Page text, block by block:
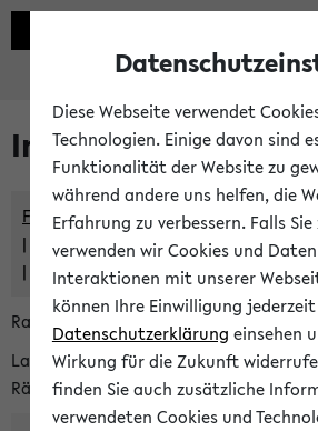
Im eKVV verwaltete
Freie Räume und
Raumüberschneidungen
Hinweise der zentralen
Raumanfragen:
raumvergabe@uni-
Lassen Sie sich alle Räume anzeigen
Räumen mit bestimmten
Diese Webseite verwendet
Technologien. Einige davon sind
Funktionalität der Website zu
während andere uns helfen, die
Erfahrung zu verbessern. Falls
verwenden wir Cookies und
Interaktionen mit unserer
können Ihre Einwilligung
Datenschutzerklärung einsehen
Wirkung für die Zukunft
finden Sie auch zusätzliche
verwendeten Cookies und